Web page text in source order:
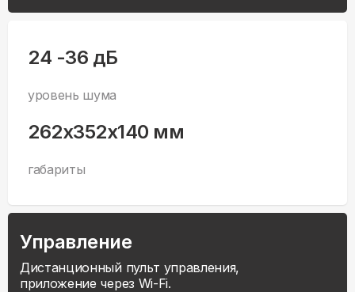
24 -36 дБ
уровень шума
262x352x140 мм
габариты
Управление
Дистанционный пульт управления,
приложение через Wi-Fi.